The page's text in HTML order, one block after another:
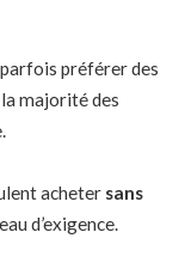
préférer des
majorité des
acheter sans
d’exigence.